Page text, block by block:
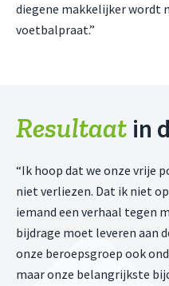
diegene makkelijker wordt
voetbalpraat.”
Resultaat in
“Ik hoop dat we onze vrije
niet verliezen. Dat ik niet
iemand een verhaal tegen
bijdrage moet leveren aan
onze beroepsgroep ook
maar onze belangrijkste